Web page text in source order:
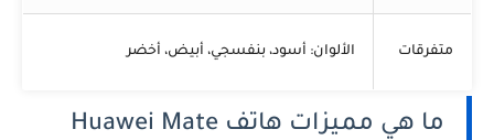
متفرقات الألوان: أسود، بنفسجي، أبيض، أخضر
ما هي مميزات هاتف Huawei Mate